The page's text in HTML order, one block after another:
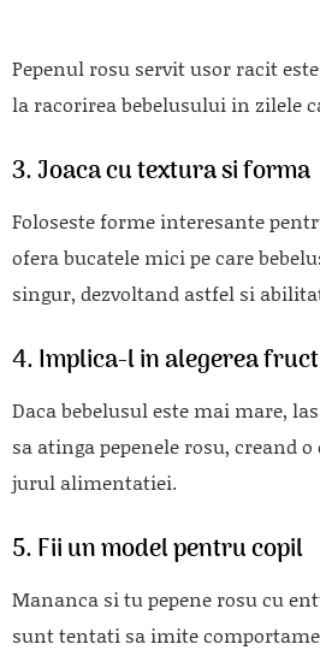
Pepenul rosu servit usor racit
la racorirea bebelusului in zilele
3. Joaca cu textura si forma
Foloseste forme interesante
ofera bucatele mici pe care
singur, dezvoltand astfel si
4. Implica-l in alegerea
Daca bebelusul este mai mare,
sa atinga pepenele rosu, creand
jurul alimentatiei.
5. Fii un model pentru copil
Mananca si tu pepene rosu cu
sunt tentati sa imite